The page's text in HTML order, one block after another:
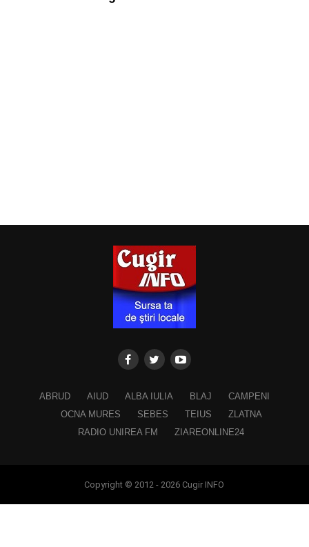
ABRUD AIUD ALBA IULIA BLAJ
CAMPENI
OCNA MURES
SEBES TEIUS
ZLATNA
RADIO UNIREA FM
ZIAREONLINE24
Copyright © 2012 - 2026 Cugir INFO